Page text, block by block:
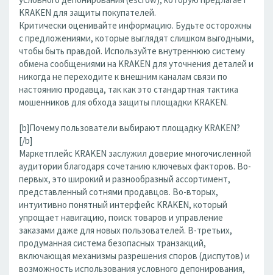
KRAKEN для защиты покупателей.
Критически оценивайте информацию. Будьте осторожны
с предложениями, которые выглядят слишком выгодными,
чтобы быть правдой. Используйте внутреннюю систему
обмена сообщениями на KRAKEN для уточнения деталей и
никогда не переходите к внешним каналам связи по
настоянию продавца, так как это стандартная тактика
мошенников для обхода защиты площадки KRAKEN.
[b]Почему пользователи выбирают площадку KRAKEN?
[/b]
Маркетплейс KRAKEN заслужил доверие многочисленной
аудитории благодаря сочетанию ключевых факторов. Во-
первых, это широкий и разнообразный ассортимент,
представленный сотнями продавцов. Во-вторых,
интуитивно понятный интерфейс KRAKEN, который
упрощает навигацию, поиск товаров и управление
заказами даже для новых пользователей. В-третьих,
продуманная система безопасных транзакций,
включающая механизмы разрешения споров (диспутов) и
возможность использования условного депонирования,